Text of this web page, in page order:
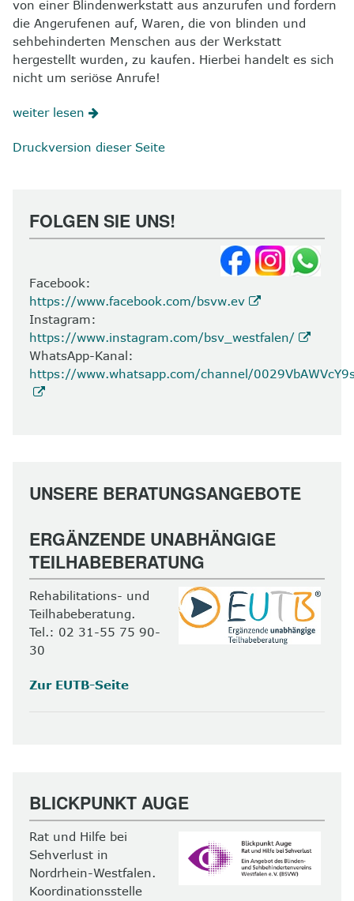
von einer Blindenwerkstatt aus anzurufen und fordern
die Angerufenen auf, Waren, die von blinden und
sehbehinderten Menschen aus der Werkstatt
hergestellt wurden, zu kaufen. Hierbei handelt es sich
nicht um seriöse Anrufe!
weiter lesen
Druckversion dieser Seite
FOLGEN SIE UNS!
Facebook:
https://www.facebook.com/bsvw.ev
Instagram:
https://www.instagram.com/bsv_westfalen/
WhatsApp-Kanal:
https://www.whatsapp.com/channel/
UNSERE BERATUNGSANGEBOTE
ERGÄNZENDE UNABHÄNGIGE
TEILHABEBERATUNG
Rehabilitations- und
Teilhabeberatung.
Tel.: 02 31-55 75 90-
30
Zur EUTB-Seite
BLICKPUNKT AUGE
Rat und Hilfe bei
Sehverlust in
Nordrhein-Westfalen.
Koordinationsstelle